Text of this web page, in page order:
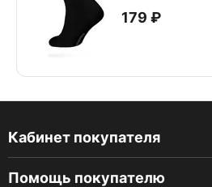
‍179‍ ₽
Кабинет покупателя
Помощь покупателю